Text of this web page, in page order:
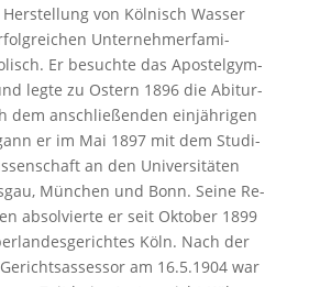
von Köl­nisch Was­ser
Unternehmerfa­mi­
Er be­such­te das Apos­tel­gym­
leg­te zu Os­tern 1896 die Ab­itur­
dem an­schlie­ßen­den ein­jäh­ri­gen
er im Mai 1897 mit dem Stu­di­
an den Uni­ver­si­tä­ten
Mün­chen un­d Bonn. Sei­ne Re­
ab­sol­vier­te er seit Ok­to­ber 1899
Köln. Nach der
am 16.5.1904 war